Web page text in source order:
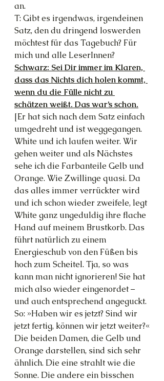
an.
T: Gibt es irgendwas, irgendeinen
Satz, den du dringend loswerden
möchtest für das Tagebuch? Für
mich und alle LeserInnen?
Schwarz: Sei Dir immer im Klaren,
dass das Nichts dich holen kommt,
wenn du die Fülle nicht zu
schätzen weißt. Das war’s schon.
[Er hat sich nach dem Satz einfach
umgedreht und ist weggegangen.
White und ich laufen weiter. Wir
gehen weiter und als Nächstes
sehe ich die Farbanteile Gelb und
Orange. Wie Zwillinge quasi. Da
das alles immer verrückter wird
und ich schon wieder zweifele, legt
White ganz ungeduldig ihre flache
Hand auf meinem Brustkorb. Das
führt natürlich zu einem
Energieschub von den Füßen bis
hoch zum Scheitel. Tja, so was
kann man nicht ignorieren! Sie hat
mich also wieder eingenordet –
und auch entsprechend angeguckt.
So: »Haben wir es jetzt? Sind wir
jetzt fertig, können wir jetzt weiter?«
Die beiden Damen, die Gelb und
Orange darstellen, sind sich sehr
ähnlich. Die eine strahlt wie die
Sonne. Die andere ein bisschen